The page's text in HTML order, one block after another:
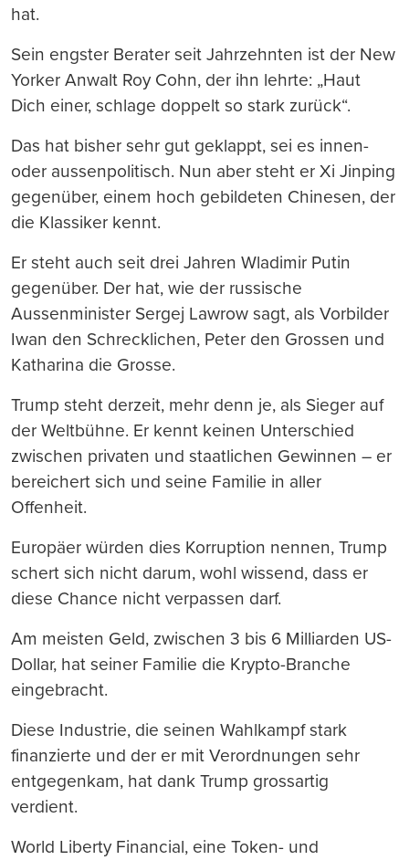
hat.
Sein engster Berater seit Jahrzehnten ist der New
Yorker Anwalt Roy Cohn, der ihn lehrte: „Haut
Dich einer, schlage doppelt so stark zurück“.
Das hat bisher sehr gut geklappt, sei es innen-
oder aussenpolitisch. Nun aber steht er Xi Jinping
gegenüber, einem hoch gebildeten Chinesen, der
die Klassiker kennt.
Er steht auch seit drei Jahren Wladimir Putin
gegenüber. Der hat, wie der russische
Aussenminister Sergej Lawrow sagt, als Vorbilder
Iwan den Schrecklichen, Peter den Grossen und
Katharina die Grosse.
Trump steht derzeit, mehr denn je, als Sieger auf
der Weltbühne. Er kennt keinen Unterschied
zwischen privaten und staatlichen Gewinnen – er
bereichert sich und seine Familie in aller
Offenheit.
Europäer würden dies Korruption nennen, Trump
schert sich nicht darum, wohl wissend, dass er
diese Chance nicht verpassen darf.
Am meisten Geld, zwischen 3 bis 6 Milliarden US-
Dollar, hat seiner Familie die Krypto-Branche
eingebracht.
Diese Industrie, die seinen Wahlkampf stark
finanzierte und der er mit Verordnungen sehr
entgegenkam, hat dank Trump grossartig
verdient.
World Liberty Financial, eine Token- und